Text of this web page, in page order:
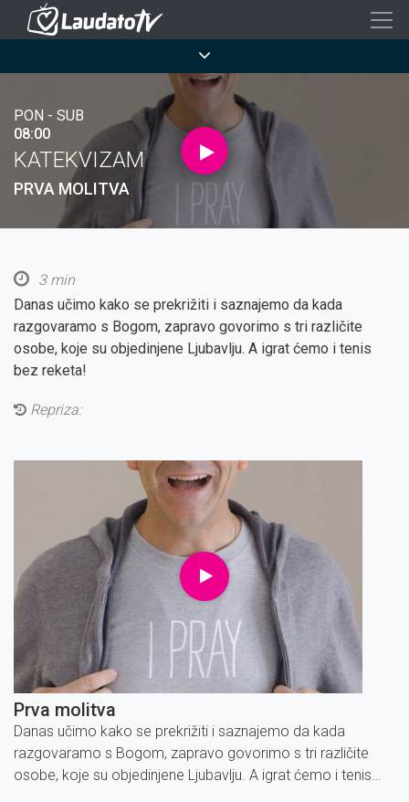
Skoči
sadržaj
PON - SUB
08:00
KATEKVIZAM
PRVA MOLITVA
3 min
Danas učimo kako se prekrižiti i saznajemo da kada
razgovaramo s Bogom, zapravo govorimo s tri različite
osobe, koje su objedinjene Ljubavlju. A igrat ćemo i tenis
bez reketa!
Repriza:
Prva molitva
Danas učimo kako se prekrižiti i saznajemo da kada
razgovaramo s Bogom, zapravo govorimo s tri različite
osobe, koje su objedinjene Ljubavlju. A igrat ćemo i tenis